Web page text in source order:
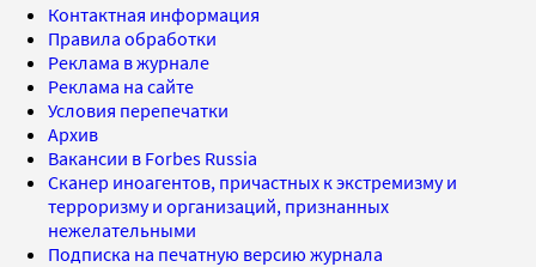
Контактная информация
Правила обработки
Реклама в журнале
Реклама на сайте
Условия перепечатки
Архив
Вакансии в Forbes Russia
Сканер иноагентов, причастных к экстремизму и
терроризму и организаций, признанных
нежелательными
Подписка на печатную версию журнала